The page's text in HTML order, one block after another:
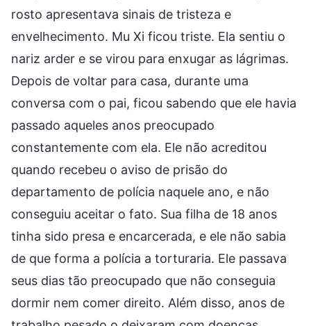
rosto apresentava sinais de tristeza e
envelhecimento. Mu Xi ficou triste. Ela sentiu o
nariz arder e se virou para enxugar as lágrimas.
Depois de voltar para casa, durante uma
conversa com o pai, ficou sabendo que ele havia
passado aqueles anos preocupado
constantemente com ela. Ele não acreditou
quando recebeu o aviso de prisão do
departamento de polícia naquele ano, e não
conseguiu aceitar o fato. Sua filha de 18 anos
tinha sido presa e encarcerada, e ele não sabia
de que forma a polícia a torturaria. Ele passava
seus dias tão preocupado que não conseguia
dormir nem comer direito. Além disso, anos de